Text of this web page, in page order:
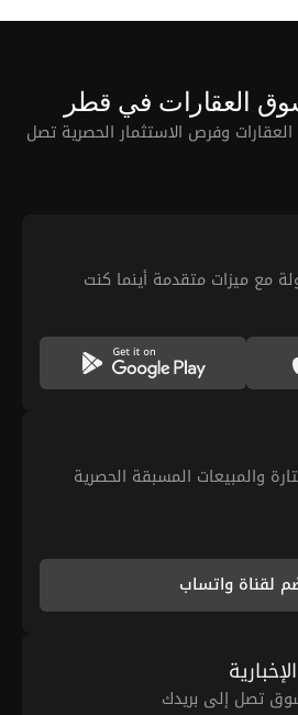
العقارات في قطر
وفرص الاستثمار الحصرية تصل
مع ميزات متقدمة أينما كنت
والمبيعات المسبقة الحصرية
لقناة واتساب
تصل إلى بريدك